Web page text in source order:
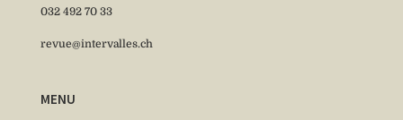
032 492 70 33
revue@intervalles.ch
MENU